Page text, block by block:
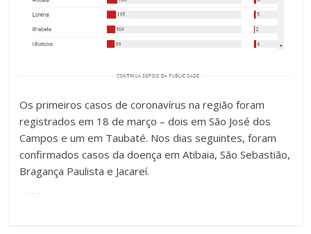
Os primeiros casos de coronavírus na região foram
registrados em 18 de março – dois em São José dos
Campos e um em Taubaté. Nos dias seguintes, foram
confirmados casos da doença em Atibaia, São Sebastião,
Bragança Paulista e Jacareí.